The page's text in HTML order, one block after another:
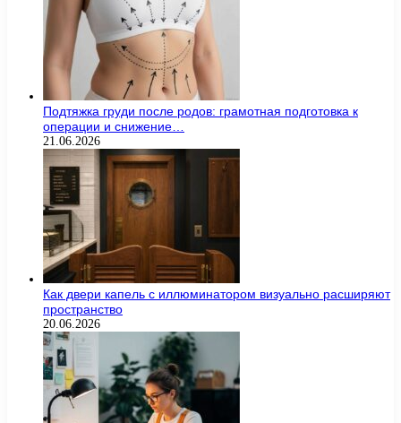
Подтяжка груди после родов: грамотная подготовка к
операции и снижение…
21.06.2026
Как двери капель с иллюминатором визуально расширяют
пространство
20.06.2026